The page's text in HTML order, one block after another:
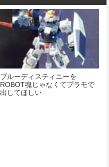
ブルーディスティニーを
ROBOT魂じゃなくてプラモで
出してほしい